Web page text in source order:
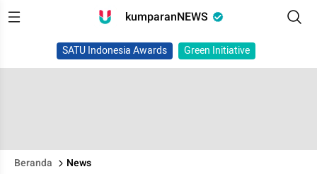
kumparanNEWS
SATU Indonesia Awards Green Initiative
Beranda News